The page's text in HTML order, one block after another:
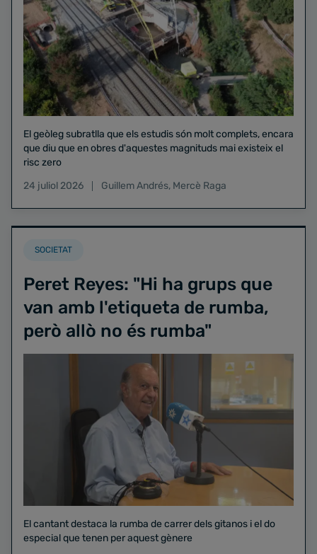
El geòleg subratlla que els estudis són molt complets, encara
que diu que en obres d'aquestes magnituds mai existeix el
risc zero
24 juliol 2026
Guillem Andrés, Mercè Raga
SOCIETAT
Peret Reyes: "Hi ha grups que
van amb l'etiqueta de rumba,
però allò no és rumba"
El cantant destaca la rumba de carrer dels gitanos i el do
especial que tenen per aquest gènere